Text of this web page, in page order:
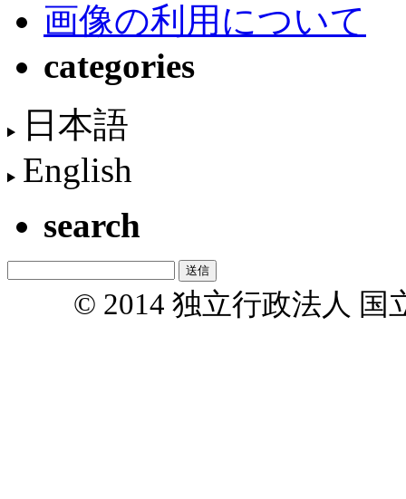
画像の利用について
categories
日本語
English
search
© 2014 独立行政法人 国